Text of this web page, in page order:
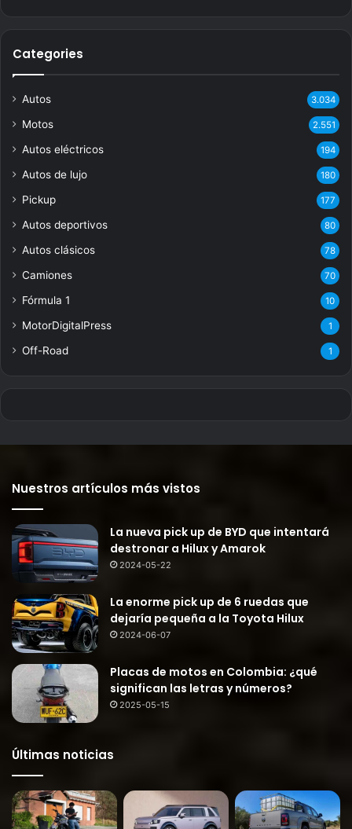
Categories
Autos 3.034
Motos 2.551
Autos eléctricos 194
Autos de lujo 180
Pickup 177
Autos deportivos 80
Autos clásicos 78
Camiones 70
Fórmula 1 10
MotorDigitalPress 1
Off-Road 1
Nuestros artículos más vistos
La nueva pick up de BYD que intentará
destronar a Hilux y Amarok
2024-05-22
La enorme pick up de 6 ruedas que
dejaría pequeña a la Toyota Hilux
2024-06-07
Placas de motos en Colombia: ¿qué
significan las letras y números?
2025-05-15
Últimas noticias